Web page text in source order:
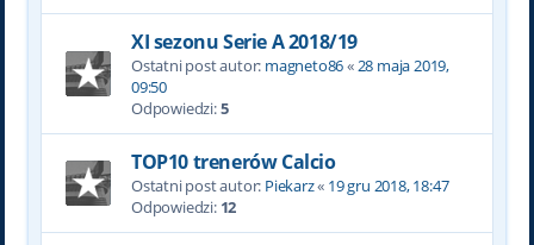
XI sezonu Serie A 2018/19
Ostatni post autor: magneto86«28 maja 2019,
09:50
Odpowiedzi:5
TOP10 trenerów Calcio
Ostatni post autor: Piekarz« 19 gru 2018, 18:47
Odpowiedzi: 12